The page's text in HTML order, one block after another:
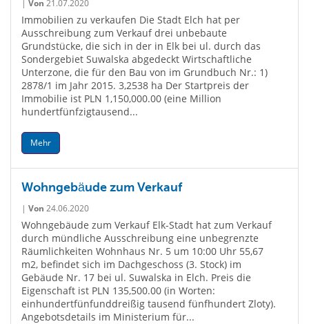
| Von 21.07.2020
Immobilien zu verkaufen Die Stadt Elch hat per
Ausschreibung zum Verkauf drei unbebaute
Grundstücke, die sich in der in Elk bei ul. durch das
Sondergebiet Suwalska abgedeckt Wirtschaftliche
Unterzone, die für den Bau von im Grundbuch Nr.: 1)
2878/1 im Jahr 2015. 3,2538 ha Der Startpreis der
Immobilie ist PLN 1,150,000.00 (eine Million
hundertfünfzigtausend...
Mehr
Wohngebäude zum Verkauf
| Von 24.06.2020
Wohngebäude zum Verkauf Elk-Stadt hat zum Verkauf
durch mündliche Ausschreibung eine unbegrenzte
Räumlichkeiten Wohnhaus Nr. 5 um 10:00 Uhr 55,67
m2, befindet sich im Dachgeschoss (3. Stock) im
Gebäude Nr. 17 bei ul. Suwalska in Elch. Preis die
Eigenschaft ist PLN 135,500.00 (in Worten:
einhundertfünfunddreißig tausend fünfhundert Zloty).
Angebotsdetails im Ministerium für...